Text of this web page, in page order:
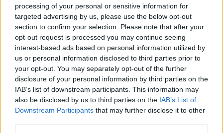
processing of your personal or sensitive information for
targeted advertising by us, please use the below opt-out
section to confirm your selection. Please note that after your
opt-out request is processed you may continue seeing
interest-based ads based on personal information utilized by
us or personal information disclosed to third parties prior to
your opt-out. You may separately opt-out of the further
disclosure of your personal information by third parties on the
IAB’s list of downstream participants. This information may
also be disclosed by us to third parties on the IAB’s List of
Downstream Participants that may further disclose it to other
Σένγκεν υπό πίεση: Ποιες χώρες παίρνουν θέση
στη διαμάχη Ισπανίας – Ιταλίας
Ακολουθήστε τοNEWSBEASTστοGoogle News
και μάθετε πρώτοι όλες τις ειδήσεις